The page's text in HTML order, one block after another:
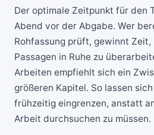
Der optimale Zeitpunkt für den
Abend vor der Abgabe. Wer
Rohfassung prüft, gewinnt
Passagen in Ruhe zu
Arbeiten empfiehlt sich ein
größeren Kapitel. So lassen
frühzeitig eingrenzen, anstatt
Arbeit durchsuchen zu müssen.